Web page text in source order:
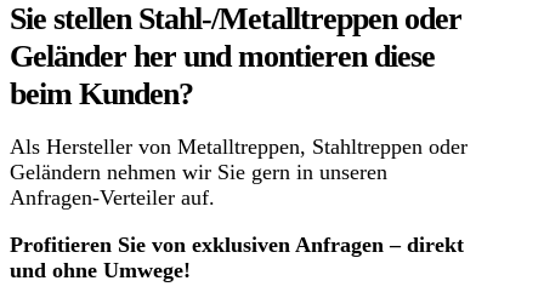
Sie stellen Stahl-/Metalltreppen oder
Geländer her und montieren diese
beim Kunden?
Als Hersteller von Metalltreppen, Stahltreppen oder
Geländern nehmen wir Sie gern in unseren
Anfragen-Verteiler auf.
Profitieren Sie von exklusiven Anfragen – direkt
und ohne Umwege!